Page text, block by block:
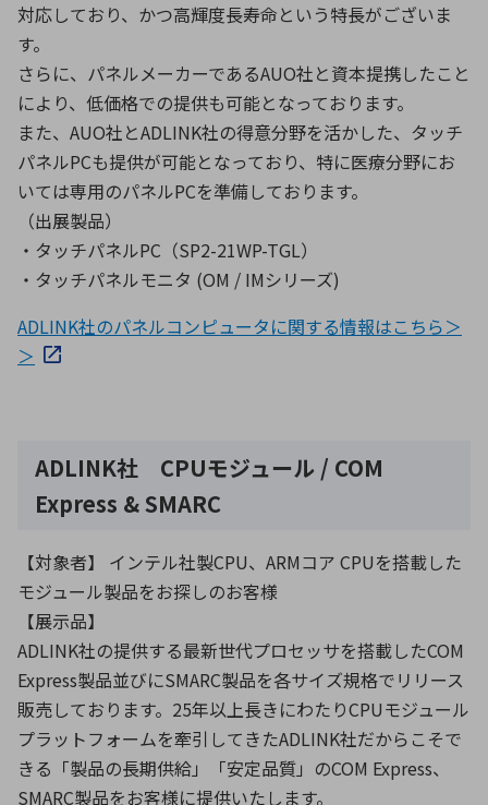
対応しており、かつ高輝度長寿命という特長がございま
す。
さらに、パネルメーカーであるAUO社と資本提携したこと
により、低価格での提供も可能となっております。
また、AUO社とADLINK社の得意分野を活かした、タッチ
パネルPCも提供が可能となっており、特に医療分野にお
いては専用のパネルPCを準備しております。
（出展製品）
・タッチパネルPC（SP2-21WP-TGL）
・タッチパネルモニタ (OM / IMシリーズ)
ADLINK社のパネルコンピュータに関する情報はこちら＞
＞
ADLINK社 CPUモジュール / COM
Express & SMARC
【対象者】 インテル社製CPU、ARMコア CPUを搭載した
モジュール製品をお探しのお客様
【展示品】
ADLINK社の提供する最新世代プロセッサを搭載したCOM
Express製品並びにSMARC製品を各サイズ規格でリリース
販売しております。25年以上長きにわたりCPUモジュール
プラットフォームを牽引してきたADLINK社だからこそで
きる「製品の長期供給」「安定品質」のCOM Express、
SMARC製品をお客様に提供いたします。